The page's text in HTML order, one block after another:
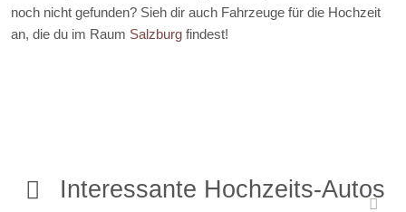
noch nicht gefunden? Sieh dir auch Fahrzeuge für die Hochzeit
an, die du im Raum Salzburg findest!
Interessante Hochzeits-Autos